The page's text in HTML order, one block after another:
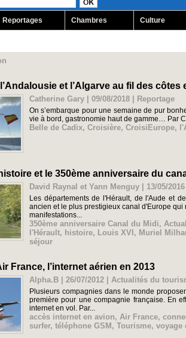
Reportages Chambres Culture
et l’Algarve au fil des côtes
Catherine Gary | 09/08/2018 Reportage
On s’embarque pour une semaine de pur
vie à bord, gastronomie haut de gamme… Par
Belle de Cadix, Croisière, CroisiEurope,
et le 350ème anniversaire du
David Raynal et Yann Menguy | 13/05/2016
Les départements de l'Hérault, de l'Aude et
ancien et le plus prestigieux canal d'Europe
manifestations...
350ème anniversaire Canal du Midi,
l'Hérault, histoire, Louis XVI , Muriel
séjour
France, l’internet aérien en 2013
Alpha.B | 26/07/2012 Actualités du
Plusieurs compagnies dans le monde
première pour une compagnie française. En
internet en vol. Par...
accès internet en avion, Air France,
surfer, téléphone GSM , Tourisme, voyage